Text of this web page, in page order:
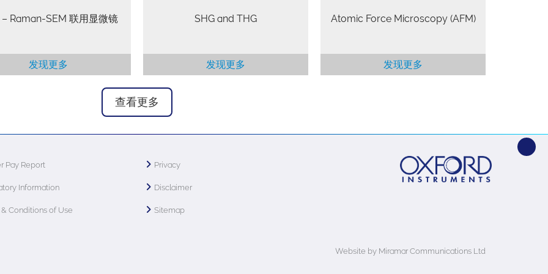
– Raman-SEM 联用显微镜
发现更多
SHG and THG
发现更多
Atomic Force Microscopy (AFM)
发现更多
查看更多
Pay Report
Information
Conditions of Use
Privacy
Disclaimer
Sitemap
Website by Miramar Communications Ltd